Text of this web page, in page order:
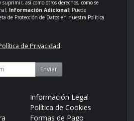
suprimir, así como otros derechos, como se
Información Adicional: Puede
de Protección de Datos en nuestra Política
de Privacidad.
Enviar
Información Legal
Política de Cookies
Formas de Pago